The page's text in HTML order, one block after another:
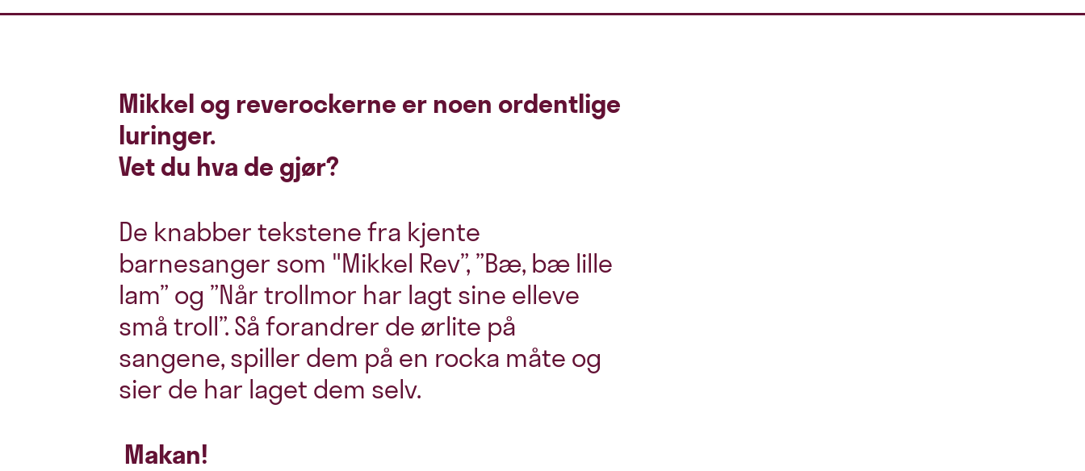
Mikkel og reverockerne er noen ordentlige
luringer.
Vet du hva de gjør?
De knabber tekstene fra kjente
barnesanger som "Mikkel Rev”, ”Bæ, bæ lille
lam” og ”Når trollmor har lagt sine elleve
små troll”. Så forandrer de ørlite på
sangene, spiller dem på en rocka måte og
sier de har laget dem selv.
Makan!